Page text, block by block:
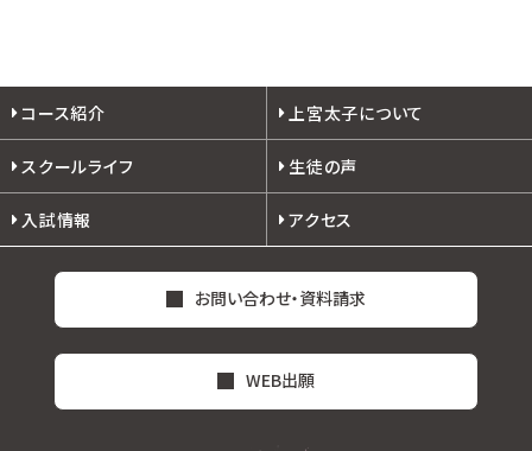
コース紹介 上宮太子について
スクールライフ 生徒の声
入試情報 アクセス
お問い合わせ・資料請求
WEB出願